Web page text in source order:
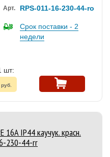
Арт. RPS-011-16-230-44-ro
Срок поставки - 2
недели
шт:
руб.
16A IP44 каучук. красн.
230-44-rr